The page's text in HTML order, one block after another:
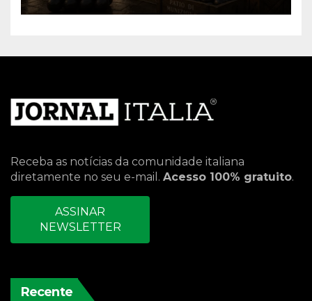
Receba as notícias da comunidade italiana
diretamente no seu e-mail. Acesso 100% gratuito.
ASSINAR
NEWSLETTER
Recente